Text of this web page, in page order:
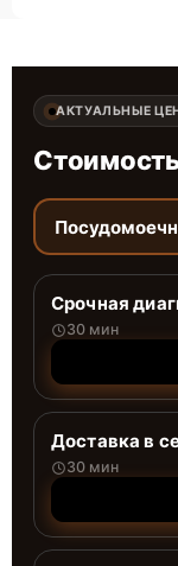
АКТУАЛЬНЫЕ
Срочная
30 мин
Доставка в
30 мин